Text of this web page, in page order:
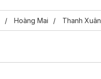
Hoàng Mai Thanh Xuân